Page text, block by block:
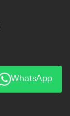
WhatsApp